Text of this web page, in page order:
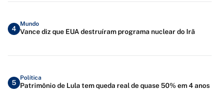
4
Mundo
Vance diz que EUA destruíram programa nuclear do Irã
5
Política
Patrimônio de Lula tem queda real de quase 50% em 4 anos